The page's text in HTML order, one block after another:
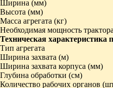
Ширина (мм)
Высота (мм)
Масса агрегата (кг)
Необходимая мощность
Техническая характеристика
Тип агрегата
Ширина захвата (м)
Ширина захвата корпуса (мм)
Глубина обработки (см)
Количество рабочих органов